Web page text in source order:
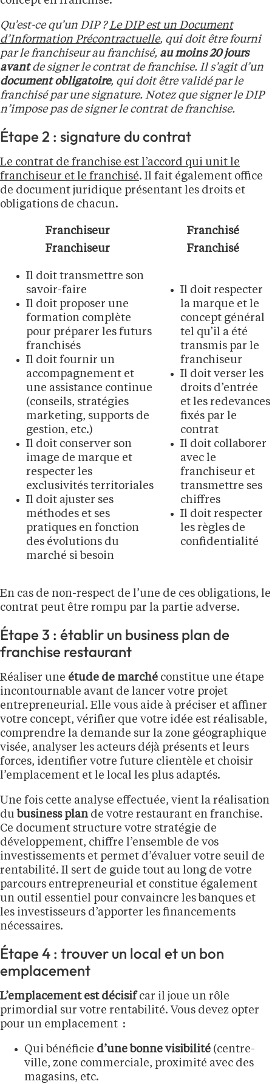
Qu’est-ce qu’un DIP ?Le DIP est un Document
d’Information Précontractuelle, qui doit être fourni
par le franchiseur au franchisé, au moins 20 jours
avantde signer le contrat de franchise. Il s’agit d’un
document obligatoire, qui doit être validé par le
franchisé par une signature. Notez que signer le DIP
n’impose pas de signer le contrat de franchise.
Étape 2 : signature du contrat
Le contrat de franchise est l’accord qui unit le
franchiseur et le franchisé. Il fait également office
de document juridique présentant les droits et
obligations de chacun.
Franchiseur
Franchisé
Franchiseur
Franchisé
Il doit transmettre son
savoir-faire
Il doit proposer une
formation complète
pour préparer les futurs
franchisés
Il doit fournir un
accompagnement et
une assistance continue
(conseils, stratégies
marketing, supports de
gestion, etc.)
Il doit conserver son
image de marque et
respecter les
exclusivités territoriales
Il doit ajuster ses
méthodes et ses
pratiques en fonction
des évolutions du
marché si besoin
Il doit respecter
la marque et le
concept général
tel qu’il a été
transmis par le
franchiseur
Il doit verser les
droits d’entrée
et les redevances
fixés par le
contrat
Il doit collaborer
avec le
franchiseur et
transmettre ses
chiffres
Il doit respecter
les règles de
confidentialité
En cas de non-respect de l’une de ces obligations, le
contrat peut être rompu par la partie adverse.
Étape 3 : établir un business plan de
franchise restaurant
Réaliser une étude de marché constitue une étape
incontournable avant de lancer votre projet
entrepreneurial. Elle vous aide à préciser et affiner
votre concept, vérifier que votre idée est réalisable,
comprendre la demande sur la zone géographique
visée, analyser les acteurs déjà présents et leurs
forces, identifier votre future clientèle et choisir
l’emplacement et le local les plus adaptés.
Une fois cette analyse effectuée, vient la réalisation
du business plande votre restaurant en franchise.
Ce document structure votre stratégie de
développement, chiffre l’ensemble de vos
investissements et permet d’évaluer votre seuil de
rentabilité. Il sert de guide tout au long de votre
parcours entrepreneurial et constitue également
un outil essentiel pour convaincre les banques et
les investisseurs d’apporter les financements
nécessaires.
Étape 4 : trouver un local et un bon
emplacement
L’emplacement est décisifcar il joue un rôle
primordial sur votre rentabilité. Vous devez opter
pour un emplacement :
Qui bénéficie d’une bonne visibilité (centre-
ville, zone commerciale, proximité avec des
magasins, etc.